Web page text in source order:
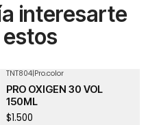
interesarte
TNT804|Pro.color
PRO OXIGEN 30 VOL
150ML
$1.500